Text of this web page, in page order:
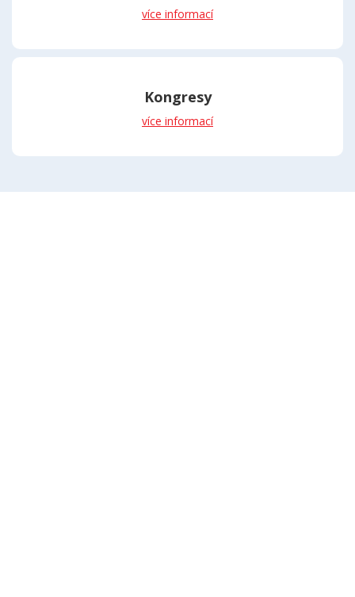
více informací
Kongresy
více informací